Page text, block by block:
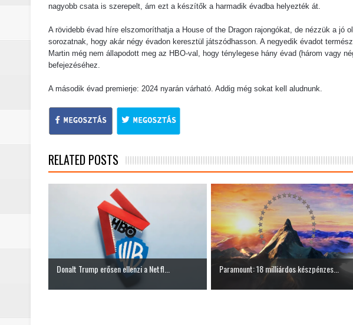
nagyobb csata is szerepelt, ám ezt a készítők a harmadik évadba helyezték át.
A rövidebb évad híre elszomoríthatja a House of the Dragon rajongókat, de nézzük a jó
sorozatnak, hogy akár négy évadon keresztül játszódhasson. A negyedik évadot
Martin még nem állapodott meg az HBO-val, hogy ténylegese hány évad (három vagy
befejezéséhez.
A második évad premierje: 2024 nyarán várható. Addig még sokat kell aludnunk.
RELATED POSTS
Donalt Trump erősen ellenzi a Netfl... Paramount: 18 milliárdos készpénzes...